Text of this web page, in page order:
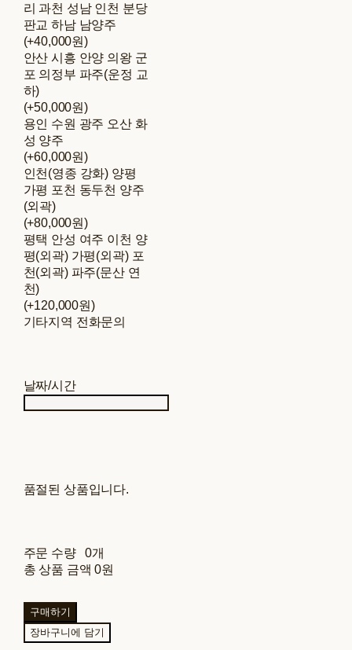
리 과천 성남 인천 분당
판교 하남 남양주
(+40,000원)
안산 시흥 안양 의왕 군
포 의정부 파주(운정 교
하)
(+50,000원)
용인 수원 광주 오산 화
성 양주
(+60,000원)
인천(영종 강화) 양평
가평 포천 동두천 양주
(외곽)
(+80,000원)
평택 안성 여주 이천 양
평(외곽) 가평(외곽) 포
천(외곽) 파주(문산 연
천)
(+120,000원)
기타지역 전화문의
날짜/시간
품절된 상품입니다.
주문 수량
0개
총 상품 금액 0원
구매하기
장바구니에 담기